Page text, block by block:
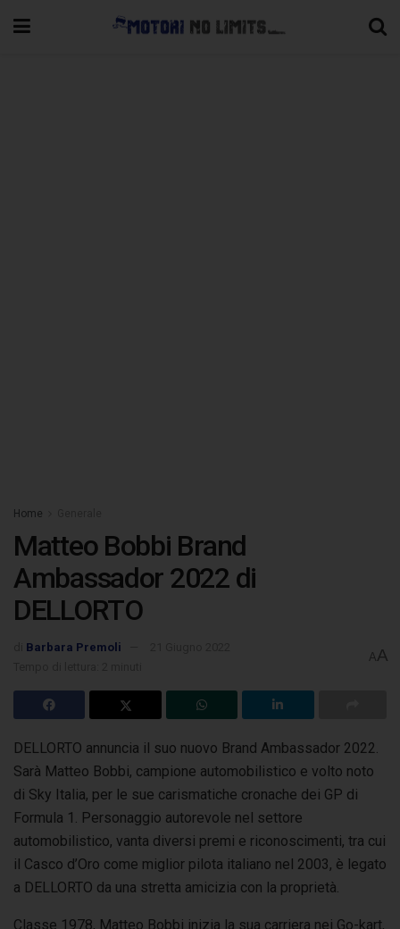
Home
Matteo Bobbi Brand
Ambassador 2022 di
DELLORTO
Barbara Premoli
AA
DELLORTO annuncia il suo nuovo Brand Ambassador 2022.
Sarà Matteo Bobbi, campione automobilistico e volto noto
di Sky Italia, per le sue carismatiche cronache dei GP di
Formula 1. Personaggio autorevole nel settore
automobilistico, vanta diversi premi e riconoscimenti, tra cui
il Casco d’Oro come miglior pilota italiano nel 2003, è legato
a DELLORTO da una stretta amicizia con la proprietà.
Classe 1978, Matteo Bobbi inizia la sua carriera nei Go-kart,